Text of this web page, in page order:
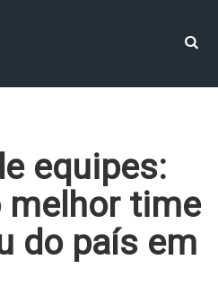
equipes:
melhor time
do país em